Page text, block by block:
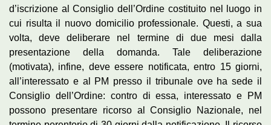
d’iscrizione al Consiglio dell’Ordine costituito nel luogo in
cui risulta il nuovo domicilio professionale. Questi, a sua
volta, deve deliberare nel termine di due mesi dalla
presentazione della domanda. Tale deliberazione
(motivata), infine, deve essere notificata, entro 15 giorni,
all’interessato e al PM presso il tribunale ove ha sede il
Consiglio dell’Ordine: contro di essa, interessato e PM
possono presentare ricorso al Consiglio Nazionale, nel